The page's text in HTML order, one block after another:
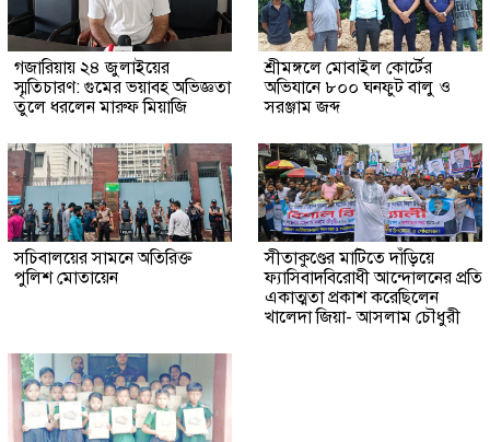
গজারিয়ায় ২৪ জুলাইয়ের
স্মৃতিচারণ: গুমের ভয়াবহ অভিজ্ঞতা
তুলে ধরলেন মারুফ মিয়াজি
শ্রীমঙ্গলে মোবাইল কোর্টের
অভিযানে ৮০০ ঘনফুট বালু ও
সরঞ্জাম জব্দ
সচিবালয়ের সামনে অতিরিক্ত
পুলিশ মোতায়েন
সীতাকুণ্ডের মাটিতে দাঁড়িয়ে
ফ্যাসিবাদবিরোধী আন্দোলনের প্রতি
একাত্মতা প্রকাশ করেছিলেন
খালেদা জিয়া- আসলাম চৌধুরী